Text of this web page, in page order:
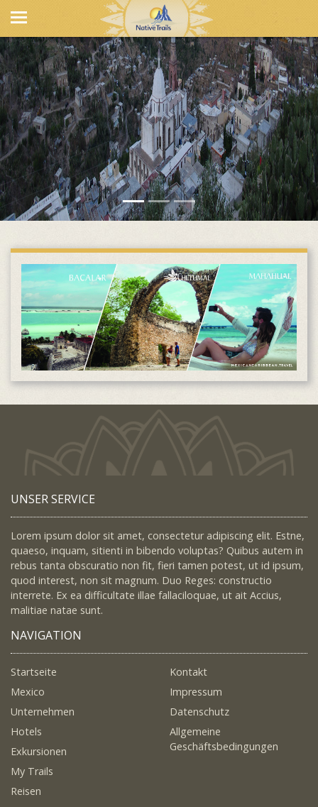
UNSER SERVICE
Lorem ipsum dolor sit amet, consectetur adipiscing elit. Estne,
quaeso, inquam, sitienti in bibendo voluptas? Quibus autem in
rebus tanta obscuratio non fit, fieri tamen potest, ut id ipsum,
quod interest, non sit magnum. Duo Reges: constructio
interrete. Ex ea difficultate illae fallaciloquae, ut ait Accius,
malitiae natae sunt.
NAVIGATION
Startseite
Mexico
Unternehmen
Hotels
Exkursionen
My Trails
Reisen
Kontakt
Impressum
Datenschutz
Allgemeine
Geschäftsbedingungen